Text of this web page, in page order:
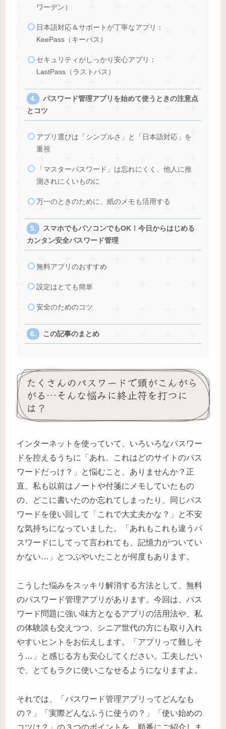
ワーデン）
日本語対応＆サポートが丁寧なアプリ：
KeePass（キーパス）
セキュリティがしっかり安心アプリ：
LastPass（ラストパス）
パスワード管理アプリを始めて使うときの注意点
とコツ
アプリ選びは「シンプルさ」と「日本語対応」を
重視
「マスターパスワード」は忘れにくく、他人に推
測されにくいものに
万一のときのために、紙のメモも活用する
スマホでもパソコンでもOK！今日からはじめる
カンタン安全パスワード管理
無料アプリのおすすめ
設定はとても簡単
安全のためのコツ
この記事のまとめ
たくさんのパスワードで頭がこんがら
がる…そんな悩みに終止符を打つに
は？
インターネットを使っていて、いろいろなパスワー
ドを控えるうちに「あれ、これはどのサイトのパス
ワードだっけ？」と悩むこと、ありませんか？正
直、私も以前はノートや付箋にメモしていたもの
の、どこに書いたのか忘れてしまったり、同じパス
ワードを使い回して「これで大丈夫かな？」と不安
な気持ちになっていました。「あれもこれも違うパ
スワードにしてって言われても、記憶力がついてい
かない…」とつぶやいたことが何度もあります。
こうした悩みをスッキリ解消する方法として、無料
のパスワード管理アプリがあります。今回は、パス
ワード問題に強い味方となるアプリの活用法や、私
の体験談も交えつつ、シニア世代の方にも取り入れ
やすいヒントをお伝えします。「アプリって難しそ
う…」と感じる方も安心してください。工夫しだい
で、とてもラクに使いこなせるようになりますよ。
それでは、「パスワード管理アプリってどんなも
の？」「実際どんなふうに使うの？」「使い始めの
コツは？」の３つのポイントを、順番にご紹介しま